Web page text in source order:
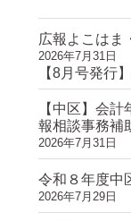
広報よこはま
2026年7月31日
【8月号発行
【中区】会
報相談事務補
2026年7月31日
令和８年度中
2026年7月29日